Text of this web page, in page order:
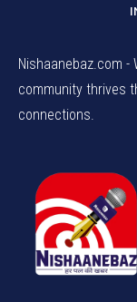
Nishaanebaz.com -
community thrives
connections.